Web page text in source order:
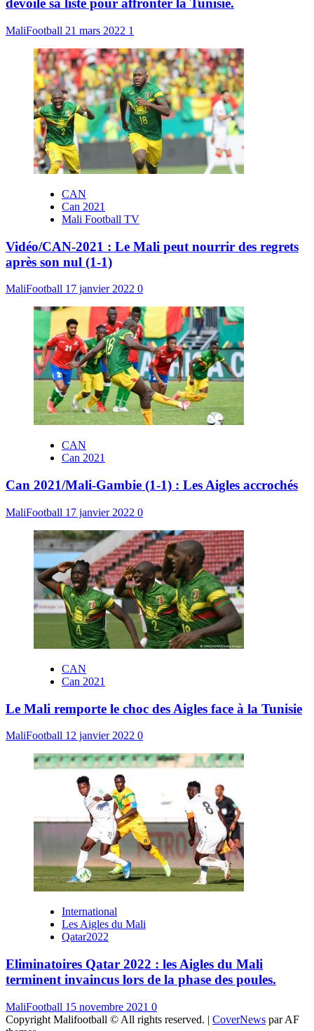
dévoile sa liste pour affronter la Tunisie.
MaliFootball 21 mars 2022 1
CAN
Can 2021
Mali Football TV
Vidéo/CAN-2021 : Le Mali peut nourrir des regrets
après son nul (1-1)
MaliFootball 17 janvier 2022 0
CAN
Can 2021
Can 2021/Mali-Gambie (1-1) : Les Aigles accrochés
MaliFootball 17 janvier 2022 0
CAN
Can 2021
Le Mali remporte le choc des Aigles face à la Tunisie
MaliFootball 12 janvier 2022 0
International
Les Aigles du Mali
Qatar2022
Eliminatoires Qatar 2022 : les Aigles du Mali
terminent invaincus lors de la phase des poules.
MaliFootball 15 novembre 2021 0
Copyright Malifootball © All rights reserved. | CoverNews par AF